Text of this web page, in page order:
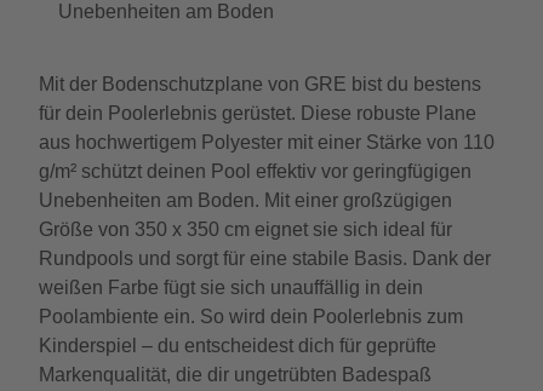
Unebenheiten am Boden
Mit der Bodenschutzplane von GRE bist du bestens
für dein Poolerlebnis gerüstet. Diese robuste Plane
aus hochwertigem Polyester mit einer Stärke von 110
g/m² schützt deinen Pool effektiv vor geringfügigen
Unebenheiten am Boden. Mit einer großzügigen
Größe von 350 x 350 cm eignet sie sich ideal für
Rundpools und sorgt für eine stabile Basis. Dank der
weißen Farbe fügt sie sich unauffällig in dein
Poolambiente ein. So wird dein Poolerlebnis zum
Kinderspiel – du entscheidest dich für geprüfte
Markenqualität, die dir ungetrübten Badespaß